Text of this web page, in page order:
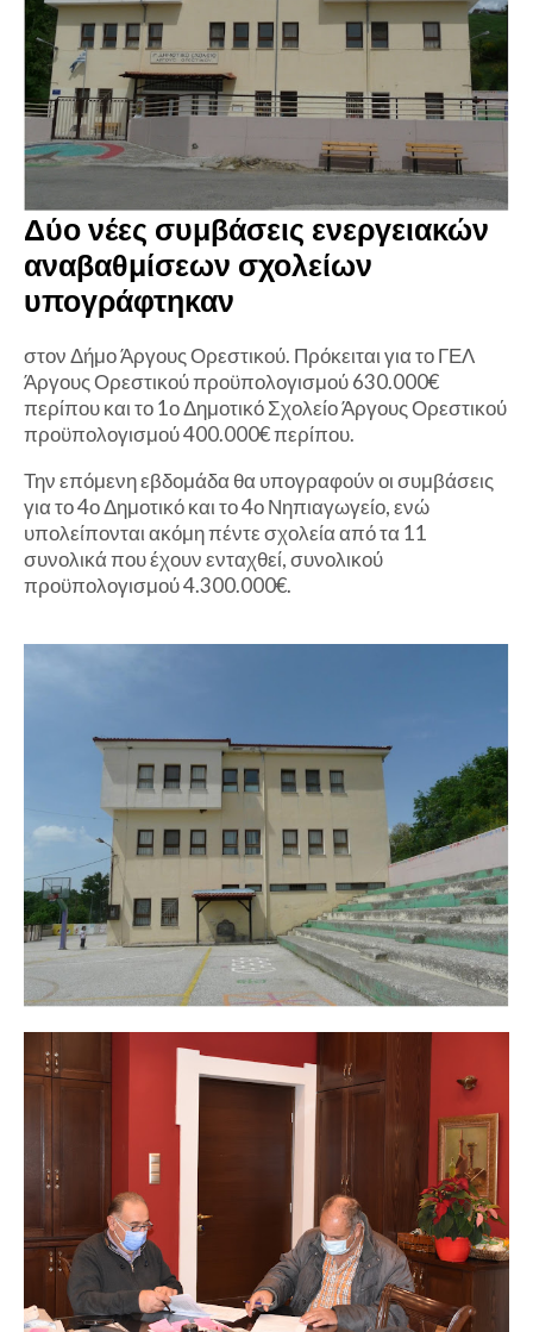
Δύο νέες συμβάσεις ενεργειακών
αναβαθμίσεων σχολείων
υπογράφτηκαν
στον Δήμο Άργους Ορεστικού. Πρόκειται για το ΓΕΛ
Άργους Ορεστικού προϋπολογισμού 630.000€
περίπου και το 1ο Δημοτικό Σχολείο Άργους Ορεστικού
προϋπολογισμού 400.000€ περίπου.
Την επόμενη εβδομάδα θα υπογραφούν οι συμβάσεις
για το 4ο Δημοτικό και το 4ο Νηπιαγωγείο, ενώ
υπολείπονται ακόμη πέντε σχολεία από τα 11
συνολικά που έχουν ενταχθεί, συνολικού
προϋπολογισμού 4.300.000€.